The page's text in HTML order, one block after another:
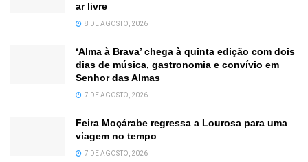
ar livre
8 DE AGOSTO, 2026
‘Alma à Brava’ chega à quinta edição com dois
dias de música, gastronomia e convívio em
Senhor das Almas
7 DE AGOSTO, 2026
Feira Moçárabe regressa a Lourosa para uma
viagem no tempo
7 DE AGOSTO, 2026